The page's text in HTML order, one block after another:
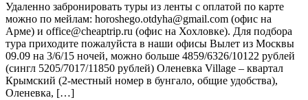
Удаленно забронировать туры из ленты с оплатой по карте
можно по мейлам: horoshego.otdyha@gmail.com (офис на
Арме) и office@cheaptrip.ru (офис на Хохловке). Для подбора
тура приходите пожалуйста в наши офисы Вылет из Москвы
09.09 на 3/6/15 ночей, можно больше 4859/6326/10122 рублей
(сингл 5205/7017/11850 рублей) Оленевка Village – квартал
Крымский (2-местный номер в бунгало, общие удобства),
Оленевка, […]